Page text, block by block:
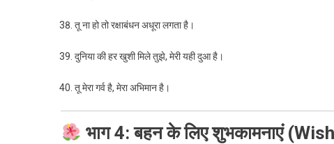
तू ना हो तो रक्षाबंधन अधूरा लगता है।
दुनिया की हर खुशी मिले तुझे, मेरी यही दुआ है।
तू मेरा गर्व है, मेरा अभिमान है।
भाग 4: बहन के लिए शुभकामनाएं